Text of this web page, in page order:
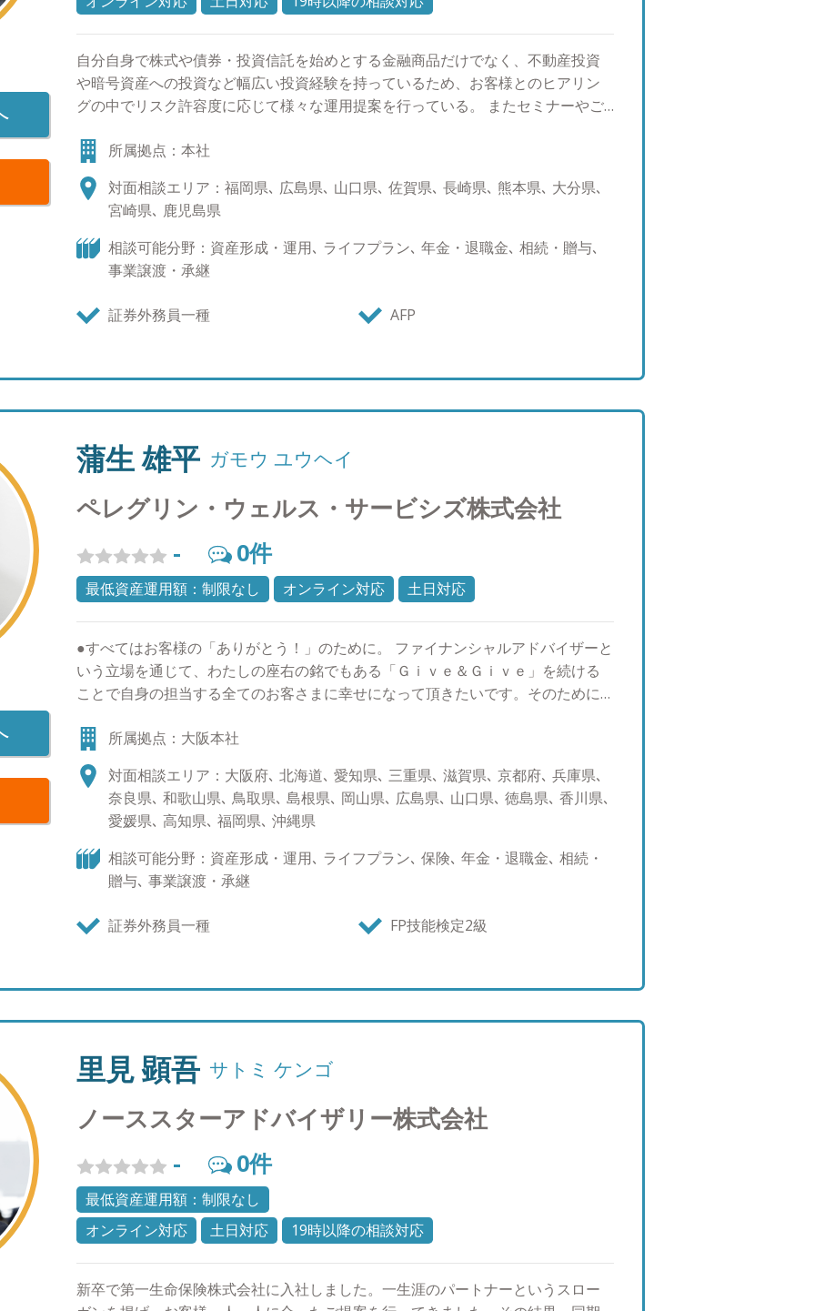
のか不安 ・相談に乗ってもらっていた担当者が次々と変わらないか ・年齢や職業
など踏まえて自分に合ったアドバイスが欲しい ・次世代まで踏まえて資産管理し
たいが信頼して相談できる人がいない ・不動産を相続したがどうすれば良いか分
からない ・証券/保険/不動談/自社株など全体感を踏まえたアドバイスが欲しい 困
っている方のお力になりたい。オフィス115なら皆様の悩みや不安を軽くするお手
な業種やアセット（保険・証券・不動産などの資産の種類）が複合的に絡む場合
がほとんどです。これら各社・各商品にはメリット・デメリットがあるので、本
来は総合的な見識を持ってバランスよく活用していくことが大切です。しかし一
方で、それぞれの業種や会社が各自提案をするので、全く違うことを言われ混乱
したり、結果的に内容の重複した商品に偏っていたりというケースがよく起こり
ます。 <ご相談後＞ そこで、AWパートナーズでは、「各業種から独立した立場で
ある」という強みを最大限活かし、お客様の悩みや目標に対して中立的なアドバ
イスをおこなうことを何よりも心掛けております。 お客様ひとりひとりに対し
て、社内の証券・保険・不動産のプロが連携をとりながら、ご提案や情報提供を
信託などのご相談に対しても、パートナーシップを結んだプロと連携しながら、
自分自身で株式や債券・投資信託を始めとする金融商品だけでなく、不動産投資
や暗号資産への投資など幅広い投資経験を持っているため、お客様とのヒアリン
グの中でリスク許容度に応じて様々な運用提案を行っている。 またセミナーやご
売側の都合に左右されないお客様の資産拡大にコミットメントする運用提案。 趣
味はF1観戦を筆頭にモータースポーツ全般と各地への旅行、グルメ。
所属拠点：本社
対面相談エリア：福岡県､ 広島県､ 山口県､ 佐賀県､ 長崎県､ 熊本県､ 大分県､
宮崎県､ 鹿児島県
相談可能分野：資産形成・運用､ ライフプラン､ 年金・退職金､ 相続・贈与､
事業譲渡・承継
証券外務員一種 AFP
蒲生 雄平 ガモウ ユウヘイ
ペレグリン・ウェルス・サービシズ株式会社
- 0件
最低資産運用額：制限なし オンライン対応 土日対応
●すべてはお客様の「ありがとう！」のために。 ファイナンシャルアドバイザーと
いう立場を通じて、わたしの座右の銘でもある「Ｇｉｖｅ＆Ｇｉｖｅ」を続ける
ことで自身の担当する全てのお客さまに幸せになって頂きたいです。そのために
案だけでなく、お客様のライフスタイルに関わる様々な付加価値の提供が出来る
と確信しております。そしてどんな些細なことでも、「まずは蒲生さんに聞いて
みよう」と真っ先に声を掛けてもらえる担当者になれるよう、日々精進しており
ます。 ●人生１００年時代を共に歩みましょう！ 人生１００年時代と言われる
中、資産形成の重要性が高まっていることは事実であり、あらゆる金融機関で中
長期での運用目標を見据えた資産運用（ゴールベースアプローチ）の提案が主流
となってきています。ただ、その実現にはやはり長期的にお客様を支える関係性
営業ノルマもありませんから、生涯担当を実現できる立場にあり、自分がお客様
和６１年９月１３日生まれ。 ・モチベーションの向上と健康を考え、休日と可能
ることは心の健康にも非常に良い効用があるようです！ 家族との過ごし方も大き
く変化があり、前職では難しかったのですが平日に家族全員で食卓を囲む事がで
きるようになり、週末の金曜日には外食に出かけるなど、休日だけでなく平日も
充実した日々を過ごしております。家族との会話が増え、プライベートな時間も
多く取れるので、これから英会話など30代の習い事に挑戦しようと考えておりま
す。
所属拠点：大阪本社
対面相談エリア：大阪府､ 北海道､ 愛知県､ 三重県､ 滋賀県､ 京都府､ 兵庫県､
奈良県､ 和歌山県､ 鳥取県､ 島根県､ 岡山県､ 広島県､ 山口県､ 徳島県､ 香川県､
愛媛県､ 高知県､ 福岡県､ 沖縄県
相談可能分野：資産形成・運用､ ライフプラン､ 保険､ 年金・退職金､ 相続・
贈与､ 事業譲渡・承継
証券外務員一種 FP技能検定2級
里見 顕吾 サトミ ケンゴ
ノーススターアドバイザリー株式会社
- 0件
最低資産運用額：制限なし
オンライン対応
土日対応 19時以降の相談対応
新卒で第一生命保険株式会社に入社しました。一生涯のパートナーというスロー